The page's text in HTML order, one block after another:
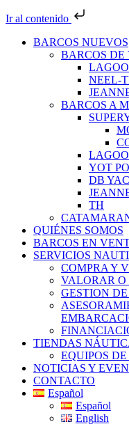
Ir al contenido
BARCOS NUEVOS
BARCOS DE
NEEL-
BARCOS A
YOT
DB
TH
QUIÉNES SOMOS
BARCOS EN
SERVICIOS
COMPRA Y
VALORAR
GESTION
TIENDAS
EQUIPOS
NOTICIAS Y
CONTACTO
Español
Español
English